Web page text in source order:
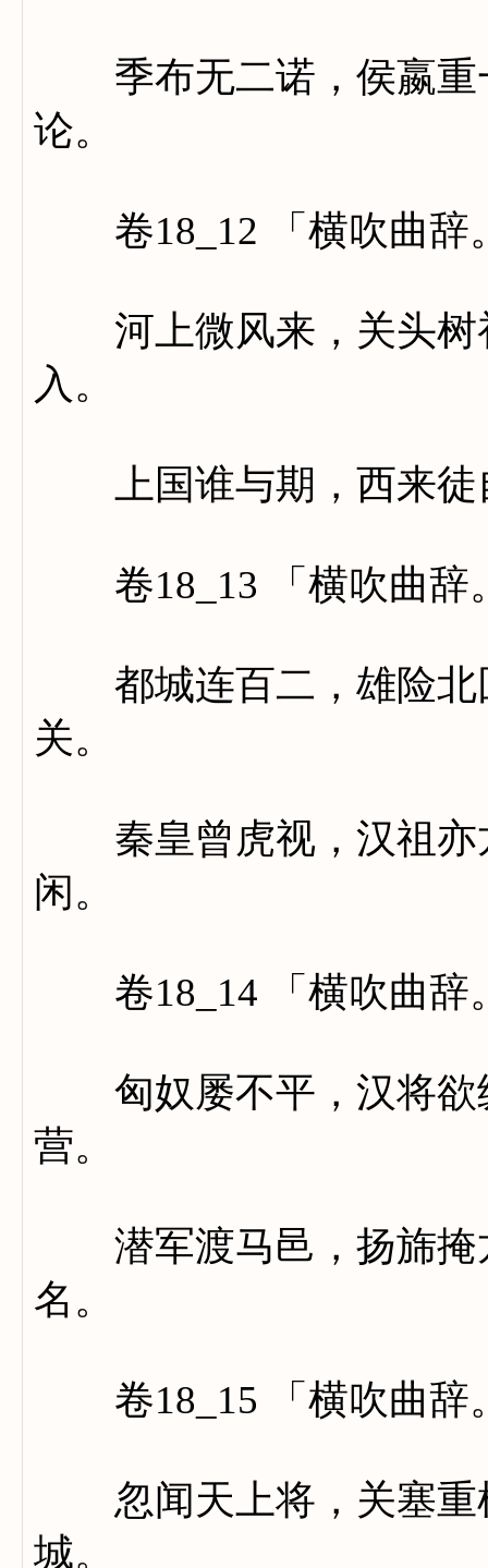
季布无二诺，侯嬴重
论。
卷18_12 「横吹曲辞
河上微风来，关头树
入。
上国谁与期，西来徒
卷18_13 「横吹曲辞
都城连百二，雄险北
关。
秦皇曾虎视，汉祖亦
闲。
卷18_14 「横吹曲辞
匈奴屡不平，汉将欲
营。
潜军渡马邑，扬旆掩
名。
卷18_15 「横吹曲辞
忽闻天上将，关塞重
城。